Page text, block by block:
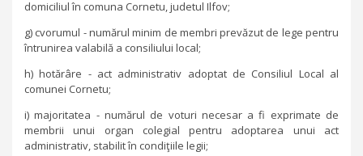
domiciliul în comuna Cornetu, judetul Ilfov;
g) cvorumul - numărul minim de membri prevăzut de lege pentru
întrunirea valabilă a consiliului local;
h) hotărâre - act administrativ adoptat de Consiliul Local al
comunei Cornetu;
i) majoritatea - numărul de voturi necesar a fi exprimate de
membrii unui organ colegial pentru adoptarea unui act
administrativ, stabilit în condiţiile legii;